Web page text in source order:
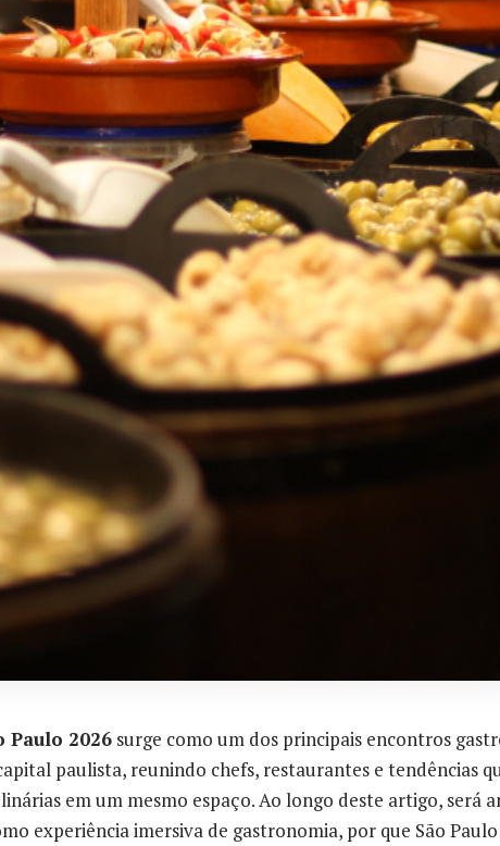
Paulo 2026 surge como um dos principais encontros
paulista, reunindo chefs, restaurantes e tendências
em um mesmo espaço. Ao longo deste artigo, será
experiência imersiva de gastronomia, por que São